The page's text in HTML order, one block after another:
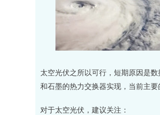
太空光伏之所以可行，短期原因是
和石墨的热力交换器实现，当前主
对于太空光伏，建议关注：